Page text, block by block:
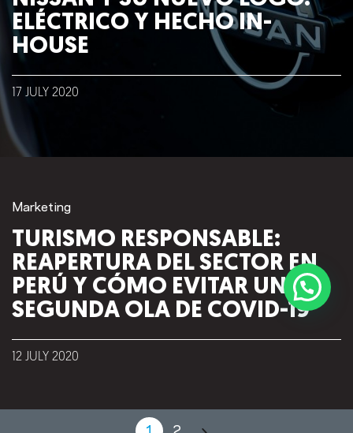
©2018 IMA GO!
ELÉCTRICO Y HECHO IN-
HOUSE
17 JULY 2020
Marketing
TURISMO RESPONSABLE:
REAPERTURA DEL SECTOR EN
PERÚ Y CÓMO EVITAR UNA
SEGUNDA OLA DE COVID-19
12 JULY 2020